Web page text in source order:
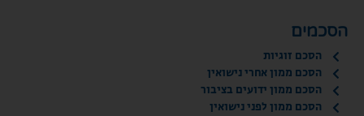
הסכמים
הסכם זוגיות
הסכם ממון אחרי נישואין
הסכם ממון ידועים בציבור
הסכם ממון לפני נישואין